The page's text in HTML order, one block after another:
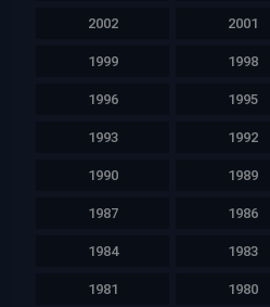
2002 2001
1999 1998
1996 1995
1993 1992
1990 1989
1987 1986
1984 1983
1981 1980